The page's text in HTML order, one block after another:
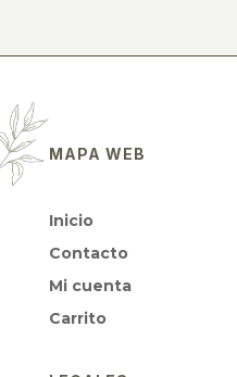
MAPA WEB
Inicio
Contacto
Mi cuenta
Carrito